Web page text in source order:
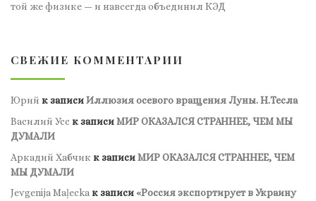
той же физике — и навсегда объединил КЭД
СВЕЖИЕ КОММЕНТАРИИ
Юрий к записиИллюзия осевого вращения Луны. Н.Тесла
Василий Усс к записиМИР ОКАЗАЛСЯ СТРАННЕЕ, ЧЕМ МЫ
ДУМАЛИ
Аркадий Хабчик к записиМИР ОКАЗАЛСЯ СТРАННЕЕ, ЧЕМ
МЫ ДУМАЛИ
Jevgenija Maļeckaк записи«Россия экспортирует в Украину